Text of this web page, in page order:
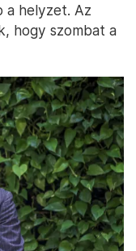
a helyzet. Az
hogy szombat a